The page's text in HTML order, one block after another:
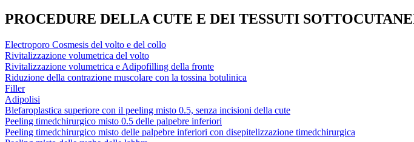
PROCEDURE DELLA CUTE E DEI TESSUTI
Electroporo Cosmesis del volto e del collo
Rivitalizzazione volumetrica del volto
Rivitalizzazione volumetrica e Adipofilling della fronte
Riduzione della contrazione muscolare con la tossina botulinica
Filler
Adipolisi
Blefaroplastica superiore con il peeling misto 0.5, senza incisioni della cute
Peeling timedchirurgico misto 0.5 delle palpebre inferiori
Peeling timedchirurgico misto delle palpebre inferiori con disepitelizzazione timedchirurgica